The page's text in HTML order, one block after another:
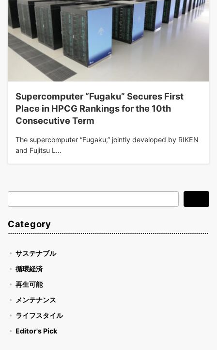
Supercomputer “Fugaku” Secures First
Place in HPCG Rankings for the 10th
Consecutive Term
The supercomputer “Fugaku,” jointly developed by RIKEN
and Fujitsu L…
索
Category
サステナブル
循環経済
再生可能
メンテナンス
ライフスタイル
Editor's Pick